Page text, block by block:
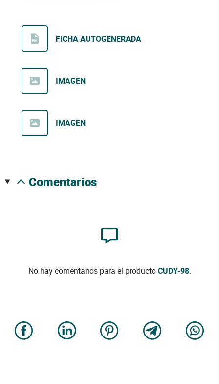
FICHA AUTOGENERADA
IMAGEN
IMAGEN
comentarios
No hay comentarios para el productoCUDY-98.